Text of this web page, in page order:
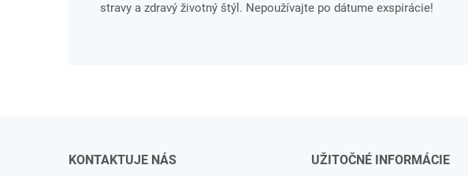
stravy a zdravý životný štýl. Nepoužívajte po dátume exspirácie!
KONTAKTUJE NÁS UŽITOČNÉ INFORMÁCIE